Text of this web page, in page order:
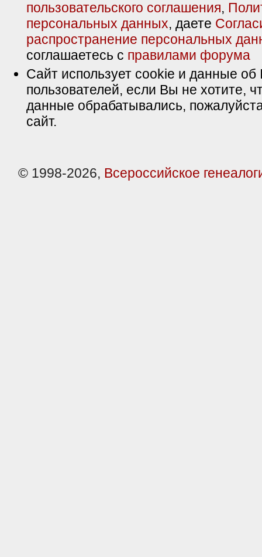
пользовательского соглашения,
персональных данных, даете
распространение персональных
соглашаетесь с правилами форума
Сайт использует cookie и данные об
пользователей, если Вы не хотите,
данные обрабатывались,
сайт.
© 1998-2026, Всероссийское